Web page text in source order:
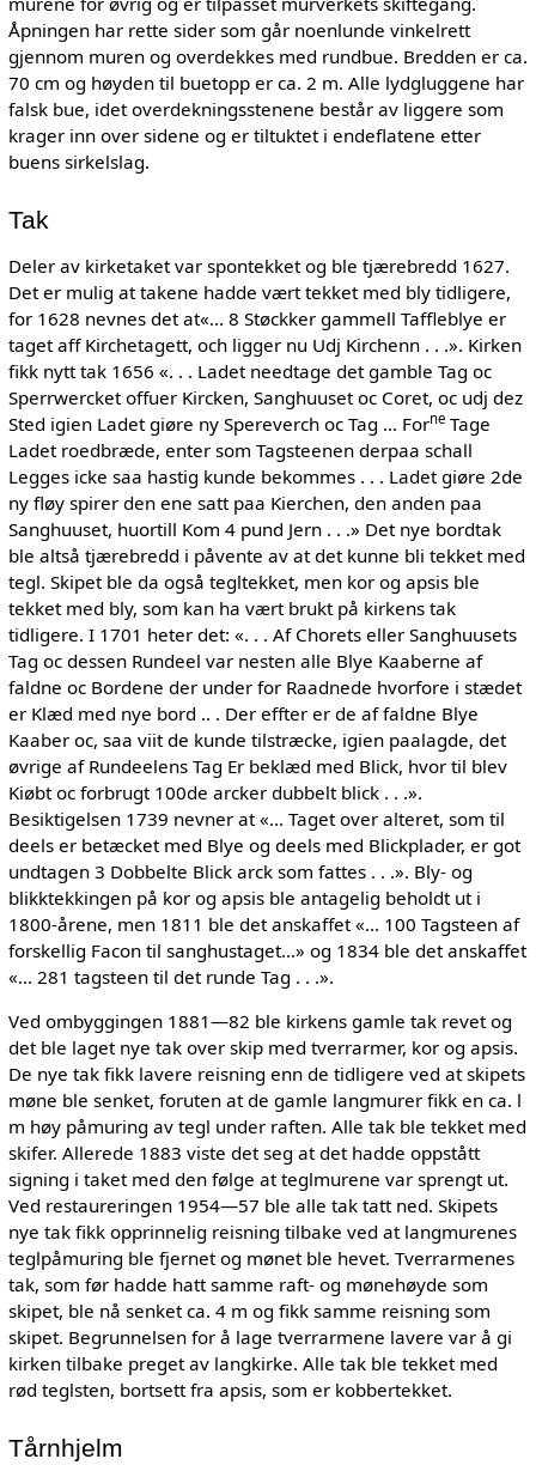
Åpningen har rette sider som går noenlunde vinkelrett
gjennom muren og overdekkes med rundbue. Bredden er ca.
70 cm og høyden til buetopp er ca. 2 m. Alle lydgluggene har
falsk bue, idet overdekningsstenene består av liggere som
krager inn over sidene og er tiltuktet i endeflatene etter
buens sirkelslag.
Tak
Deler av kirketaket var spontekket og ble tjærebredd 1627.
Det er mulig at takene hadde vært tekket med bly tidligere,
for 1628 nevnes det at«... 8 Støckker gammell Taffleblye er
taget aff Kirchetagett, och ligger nu Udj Kirchenn . . .». Kirken
fikk nytt tak 1656 «. . . Ladet needtage det gamble Tag oc
Sperrwercket offuer Kircken, Sanghuuset oc Coret, oc udj dez
Sted igien Ladet giøre ny Spereverch oc Tag ... ForneTage
Ladet roedbræde, enter som Tagsteenen derpaa schall
Legges icke saa hastig kunde bekommes . . . Ladet giøre 2de
ny fløy spirer den ene satt paa Kierchen, den anden paa
Sanghuuset, huortill Kom 4 pund Jern . . .» Det nye bordtak
ble altså tjærebredd i påvente av at det kunne bli tekket med
tegl. Skipet ble da også tegltekket, men kor og apsis ble
tekket med bly, som kan ha vært brukt på kirkens tak
tidligere. I 1701 heter det: «. . . Af Chorets eller Sanghuusets
Tag oc dessen Rundeel var nesten alle Blye Kaaberne af
faldne oc Bordene der under for Raadnede hvorfore i stædet
er Klæd med nye bord .. . Der effter er de af faldne Blye
Kaaber oc, saa viit de kunde tilstræcke, igien paalagde, det
øvrige af Rundeelens Tag Er beklæd med Blick, hvor til blev
Kiøbt oc forbrugt 100de arcker dubbelt blick . . .».
Besiktigelsen 1739 nevner at «... Taget over alteret, som til
deels er betæcket med Blye og deels med Blickplader, er got
undtagen 3 Dobbelte Blick arck som fattes . . .». Bly- og
blikktekkingen på kor og apsis ble antagelig beholdt ut i
1800-årene, men 1811 ble det anskaffet «... 100 Tagsteen af
forskellig Facon til sanghustaget...» og 1834 ble det anskaffet
«... 281 tagsteen til det runde Tag . . .».
Ved ombyggingen 1881—82 ble kirkens gamle tak revet og
det ble laget nye tak over skip med tverrarmer, kor og apsis.
De nye tak fikk lavere reisning enn de tidligere ved at skipets
møne ble senket, foruten at de gamle langmurer fikk en ca. l
m høy påmuring av tegl under raften. Alle tak ble tekket med
skifer. Allerede 1883 viste det seg at det hadde oppstått
signing i taket med den følge at teglmurene var sprengt ut.
Ved restaureringen 1954—57 ble alle tak tatt ned. Skipets
nye tak fikk opprinnelig reisning tilbake ved at langmurenes
teglpåmuring ble fjernet og mønet ble hevet. Tverrarmenes
tak, som før hadde hatt samme raft- og mønehøyde som
skipet, ble nå senket ca. 4 m og fikk samme reisning som
skipet. Begrunnelsen for å lage tverrarmene lavere var å gi
kirken tilbake preget av langkirke. Alle tak ble tekket med
rød teglsten, bortsett fra apsis, som er kobbertekket.
Tårnhjelm